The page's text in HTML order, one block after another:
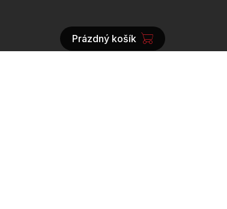
NÁKUPNÍ
Prázdný košík